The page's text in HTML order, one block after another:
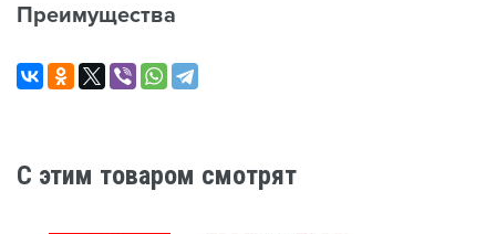
Преимущества
C этим товаром смотрят